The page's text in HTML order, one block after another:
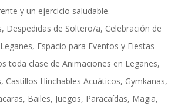
y un ejercicio saludable.
Despedidas de Soltero/a, Celebración de
Espacio para Eventos y Fiestas
toda clase de Animaciones en Leganes,
Castillos Hinchables Acuáticos, Gymkanas,
Bailes, Juegos, Paracaídas, Magia,